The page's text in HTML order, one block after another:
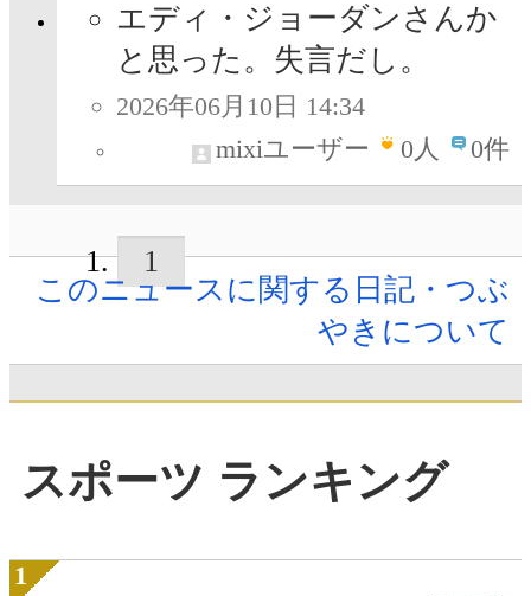
エディ・ジョーダンさんか
と思った。失言だし。
2026年06月10日 14:34
mixiユーザー
0人 0件
1
このニュースに関する日記・つぶ
やきについて
スポーツ ランキング